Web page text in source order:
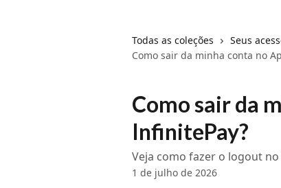
Todas as coleções Seus
Como sair da minha conta no
Como sair da
InfinitePay?
Veja como fazer o logout
1 de julho de 2026